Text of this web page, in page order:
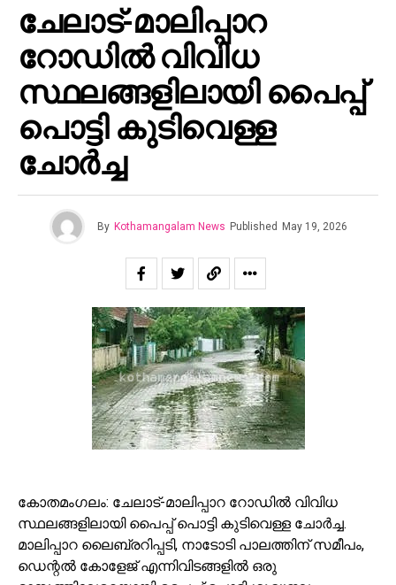
ചേലാട്-മാലിപ്പാറ
റോഡില്‍ വിവിധ
സ്ഥലങ്ങളിലായി പൈപ്പ്
പൊട്ടി കുടിവെള്ള
ചോര്‍ച്ച
By Kothamangalam News Published May 19, 2026
കോതമംഗലം: ചേലാട്-മാലിപ്പാറ റോഡില്‍ വിവിധ
സ്ഥലങ്ങളിലായി പൈപ്പ് പൊട്ടി കുടിവെള്ള ചോര്‍ച്ച.
മാലിപ്പാറ ലൈബ്രറിപ്പടി, നാടോടി പാലത്തിന് സമീപം,
ഡെന്റല്‍ കോളേജ് എന്നിവിടങ്ങളില്‍ ഒരു